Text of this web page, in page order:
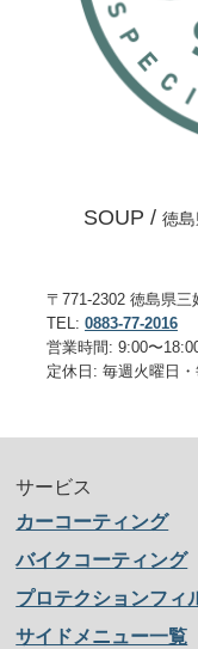
SOUP / 徳
〒771-2302 徳島県三
TEL: 0883-77-2016
営業時間: 9:00〜
定休日: 毎週火曜日・
サービス
カーコーティング
バイクコーティング
プロテクションフィ
サイドメニュー一覧